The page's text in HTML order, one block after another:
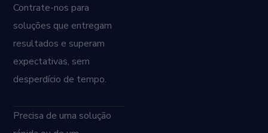
Contrate-nos para
soluções que entregam
resultados e superam
expectativas, sem
desperdício de tempo.
Precisa de uma solução